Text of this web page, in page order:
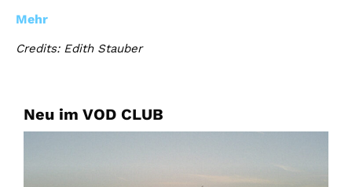
Mehr
Credits: Edith Stauber
Neu im VOD CLUB